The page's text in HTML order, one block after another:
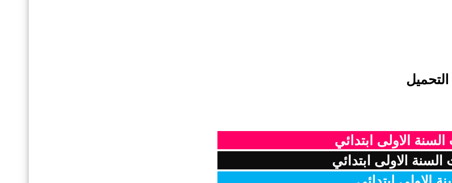
التحميل
الاولى ابتدائي
الاولى ابتدائي